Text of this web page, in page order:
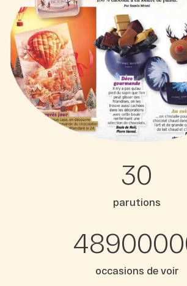
30
parutions
occasions de voir